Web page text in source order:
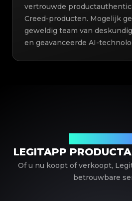
vertrouwde
Creed-producten. Mogelijk
geweldig team van
en geavanceerde AI-
LEGITAPP
Of u nu koopt of verkoopt,
betrouwbare